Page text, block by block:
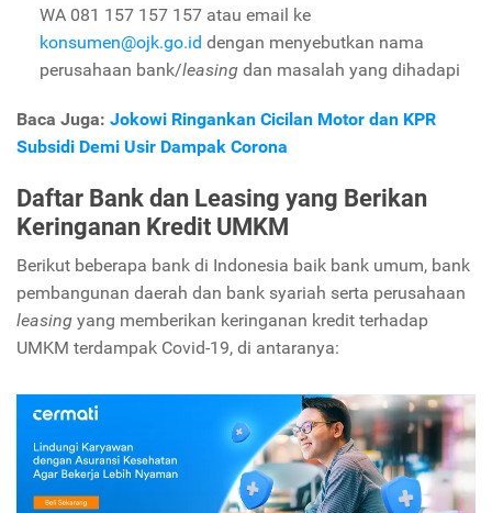
WA 081 157 157 157 atau email ke
konsumen@ojk.go.id dengan menyebutkan nama
perusahaan bank/leasingdan masalah yang dihadapi
Baca Juga: Jokowi Ringankan Cicilan Motor dan KPR
Subsidi Demi Usir Dampak Corona
Daftar Bank dan Leasing yang Berikan
Keringanan Kredit UMKM
Berikut beberapa bank di Indonesia baik bank umum, bank
pembangunan daerah dan bank syariah serta perusahaan
leasing yang memberikan keringanan kredit terhadap
UMKM terdampak Covid-19, di antaranya: